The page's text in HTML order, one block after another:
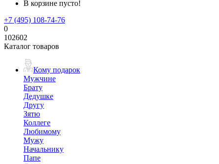
В корзине пусто!
+7 (495) 108-74-76
0
102602
Каталог товаров
Кому подарок
Мужчине
Брату
Дедушке
Другу
Зятю
Коллеге
Любимому
Мужу
Начальнику
Папе